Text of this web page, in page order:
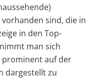
sind, die in
in den Top-
man sich
prominent auf der
dargestellt zu